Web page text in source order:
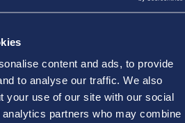
content and ads, to provide
to analyse our traffic. We also
your use of our site with our social
partners who may combine
security landscape?